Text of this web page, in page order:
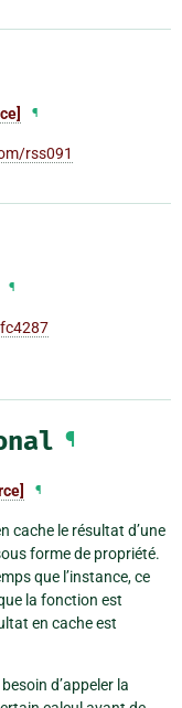
¶
rss091
¶
¶
¶
cache le résultat d’une
forme de propriété.
que l’instance, ce
la fonction est
en cache est
d’appeler la